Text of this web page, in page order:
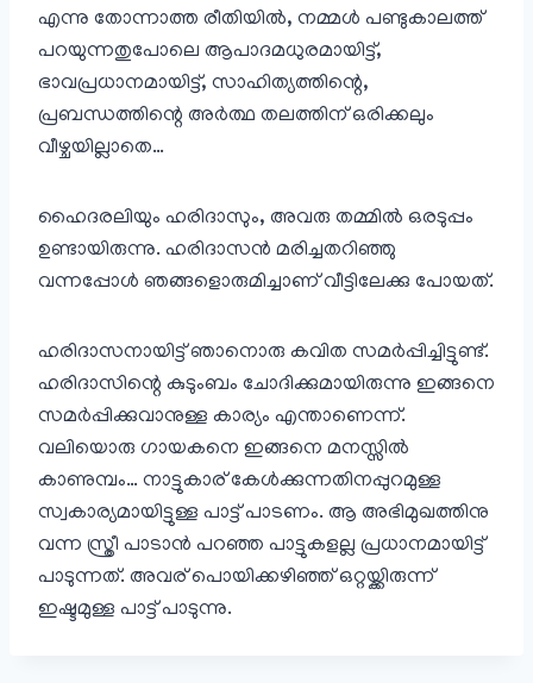
എന്നു തോന്നാത്ത രീതിയിൽ, നമ്മൾ പണ്ടുകാലത്ത്
പറയുന്നതുപോലെ ആപാദമധുരമായിട്ട്,
ഭാവപ്രധാനമായിട്ട്, സാഹിത്യത്തിന്റെ,
പ്രബന്ധത്തിന്റെ അർത്ഥ തലത്തിന് ഒരിക്കലും
വീഴ്ചയില്ലാതെ…
ഹൈദരലിയും ഹരിദാസും, അവരു തമ്മിൽ ഒരടുപ്പം
ഉണ്ടായിരുന്നു. ഹരിദാസൻ മരിച്ചതറിഞ്ഞു
വന്നപ്പോൾ ഞങ്ങളൊരുമിച്ചാണ് വീട്ടിലേക്കു പോയത്.
ഹരിദാസനായിട്ട് ഞാനൊരു കവിത സമർപ്പിച്ചിട്ടുണ്ട്.
ഹരിദാസിന്റെ കുടുംബം ചോദിക്കുമായിരുന്നു ഇങ്ങനെ
സമർപ്പിക്കുവാനുള്ള കാര്യം എന്താണെന്ന്.
വലിയൊരു ഗായകനെ ഇങ്ങനെ മനസ്സിൽ
കാണുമ്പം… നാട്ടുകാര് കേൾക്കുന്നതിനപ്പുറമുള്ള
സ്വകാര്യമായിട്ടുള്ള പാട്ട് പാടണം. ആ അഭിമുഖത്തിനു
വന്ന സ്ത്രീ പാടാൻ പറഞ്ഞ പാട്ടുകളല്ല പ്രധാനമായിട്ട്
പാടുന്നത്. അവര് പൊയിക്കഴിഞ്ഞ് ഒറ്റയ്ക്കിരുന്ന്
ഇഷ്ടമുള്ള പാട്ട് പാടുന്നു.